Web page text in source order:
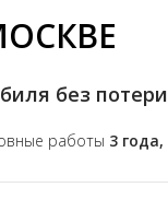
без потери
работы 3 года,